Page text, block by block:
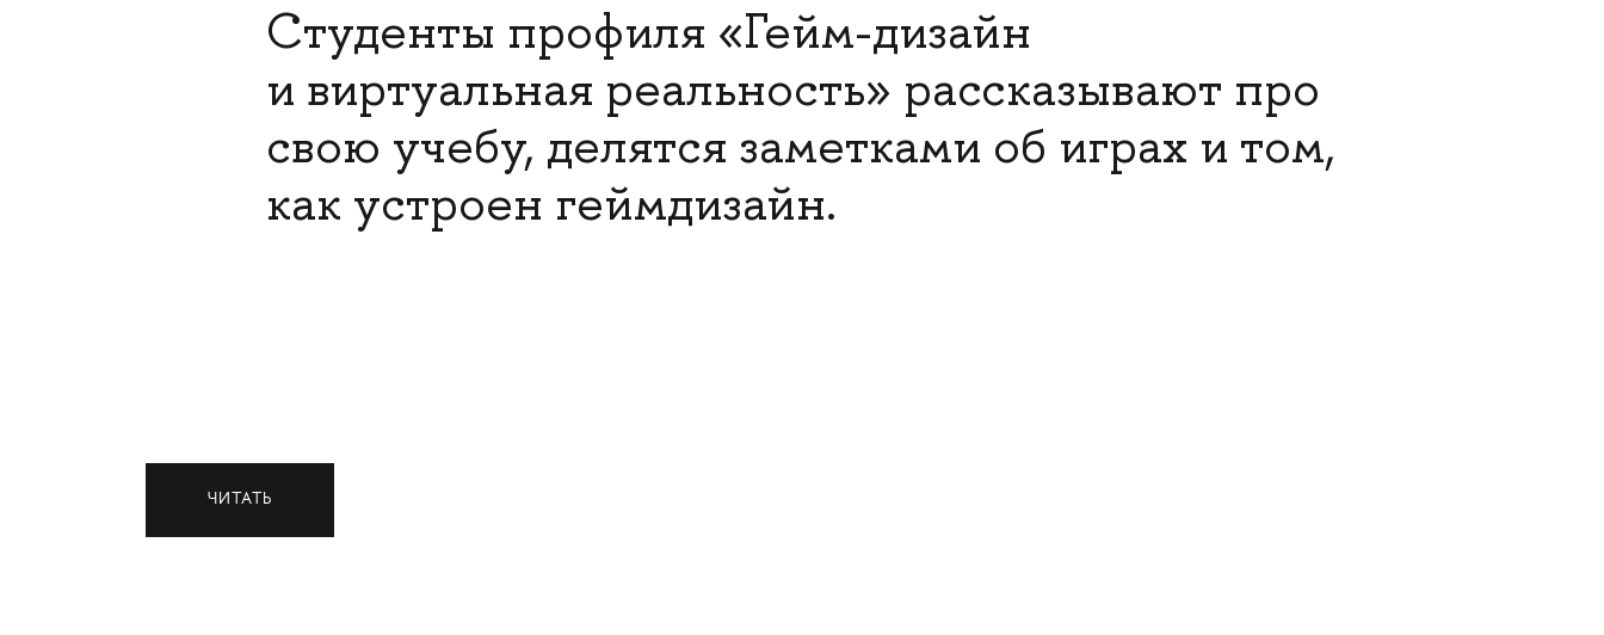
Студенты профиля «Гейм-дизайн
и виртуальная реальность» рассказывают про
свою учебу, делятся заметками об играх и том,
как устроен геймдизайн.
ЧИТАТЬ